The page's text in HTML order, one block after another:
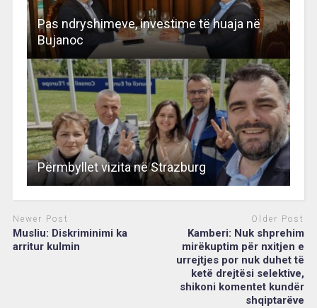
Pas ndryshimeve, investime të huaja në
Bujanoc
Përmbyllet vizita në Strazburg
Newer Post
Musliu: Diskriminimi ka
arritur kulmin
Older Post
Kamberi: Nuk shprehim
mirëkuptim për nxitjen e
urrejtjes por nuk duhet të
ketë drejtësi selektive,
shikoni komentet kundër
shqiptarëve